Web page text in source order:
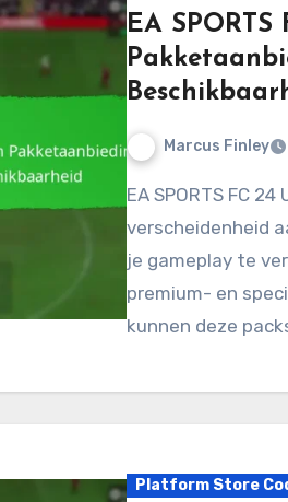
EA
Marcus Finley
EA SPORTS FC 24 Ultimate Team biedt een
verscheidenheid
je gameplay te
premium- en
kunnen deze
Platform Store